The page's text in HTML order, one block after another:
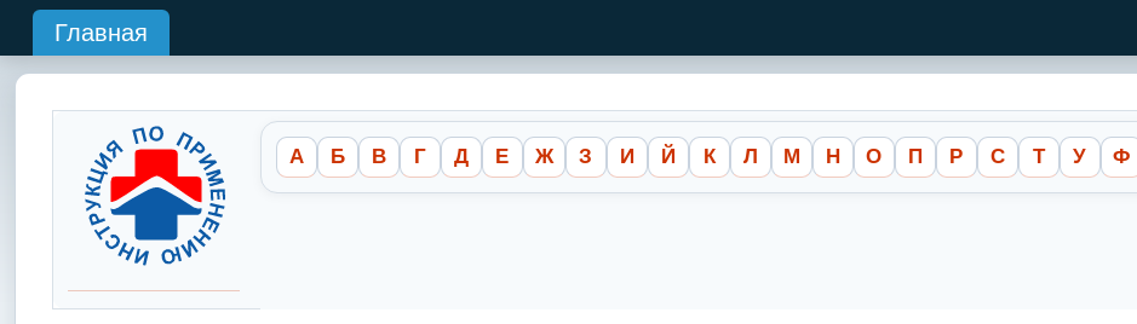
Главная
А Б В Г Д Е Ж З И Й К Л М Н О П Р С Т У Ф